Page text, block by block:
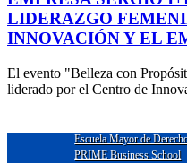
LIDERAZGO
INNOVACIÓN Y EL
El evento "Belleza con
liderado por el Centro de
Escuela Mayor de
PRIME Business School